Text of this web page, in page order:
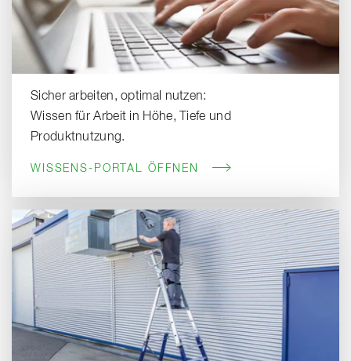
Sicher arbeiten, optimal nutzen:
Wissen für Arbeit in Höhe, Tiefe und
Produktnutzung.
WISSENS-PORTAL ÖFFNEN